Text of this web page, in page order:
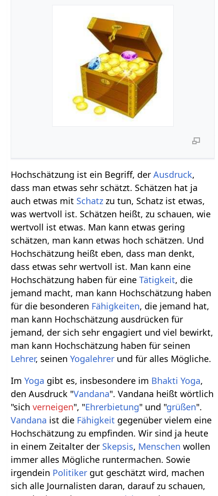
Hochschätzung ist ein Begriff, derAusdruck,
dass man etwas sehr schätzt. Schätzen hat ja
auch etwas mit Schatz zu tun, Schatz ist etwas,
was wertvoll ist. Schätzen heißt, zu schauen, wie
wertvoll ist etwas. Man kann etwas gering
schätzen, man kann etwas hoch schätzen. Und
Hochschätzung heißt eben, dass man denkt,
dass etwas sehr wertvoll ist. Man kann eine
Hochschätzung haben für eineTätigkeit, die
jemand macht, man kann Hochschätzung haben
für die besonderen Fähigkeiten, die jemand hat,
man kann Hochschätzung ausdrücken für
jemand, der sich sehr engagiert und viel bewirkt,
man kann Hochschätzung haben für seinen
Lehrer, seinenYogalehrer und für alles Mögliche.
ImYoga gibt es, insbesondere im Bhakti Yoga,
den Ausdruck "Vandana". Vandana heißt wörtlich
"sichverneigen", "Ehrerbietung" und "grüßen".
Vandana ist die Fähigkeit gegenüber vielem eine
Hochschätzung zu empfinden. Wir sind ja heute
in einem Zeitalter der Skepsis, Menschen wollen
immer alles Mögliche runtermachen. Sowie
irgendein Politiker gut geschätzt wird, machen
sich alle Journalisten daran, darauf zu schauen,